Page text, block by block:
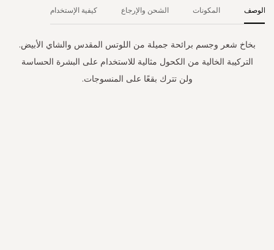
الوصف
بخاخ شعر وجسم برائحة جميلة من اللوتس المقدس والشاي الأبيض.
التركيبة الخالية من الكحول مثالية للاستخدام على البشرة الحساسة
ولن تترك بقعًا على المنسوجات.
المكونات الشحن والإرجاع كيفية الإستخدام